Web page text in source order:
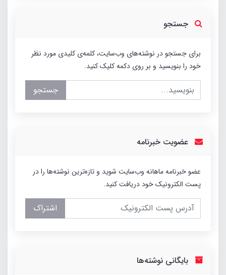
جستجو
برای جستجو در نوشته‌های وب‌سایت، کلمه‌ی کلیدی مورد نظر
خود را بنویسید و بر روی دکمه کلیک کنید.
جستجو
عضویت خبرنامه
عضو خبرنامه ماهانه وب‌سایت شوید و تازه‌ترین نوشته‌ها را در
پست الکترونیک خود دریافت کنید.
اشتراک
بایگانی نوشته‌ها